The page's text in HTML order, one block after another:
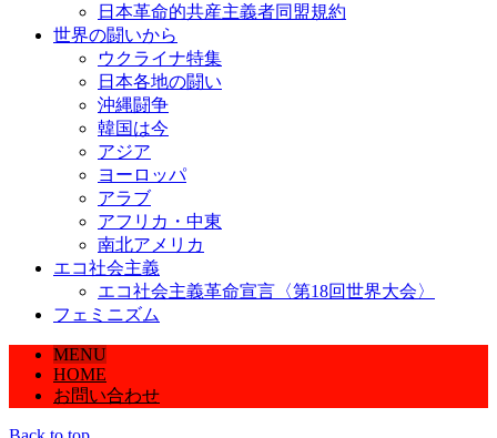
日本革命的共産主義者同盟規約
世界の闘いから
ウクライナ特集
日本各地の闘い
沖縄闘争
韓国は今
アジア
ヨーロッパ
アラブ
アフリカ・中東
南北アメリカ
エコ社会主義
エコ社会主義革命宣言〈第18回世界大会〉
フェミニズム
MENU
HOME
お問い合わせ